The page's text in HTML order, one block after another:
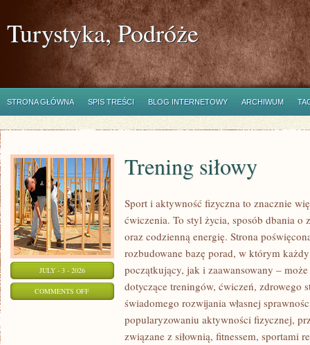
Turystyka, Podróże
STRONA GŁÓWNA SPIS TREŚCI BLOG INTERNETOWY ARCHIWUM
JULY - 3 - 2026
COMMENTS OFFON
Trening siłowy
Sport i aktywność fizyczna to znacznie
ćwiczenia. To styl życia, sposób dbania o
oraz codzienną energię. Strona
rozbudowane bazę porad, w którym
początkujący, jak i zaawansowany –
dotyczące treningów, ćwiczeń, zdrowego
świadomego rozwijania własnej
popularyzowaniu aktywności fizycznej,
związane z siłownią, fitnessem, sportami